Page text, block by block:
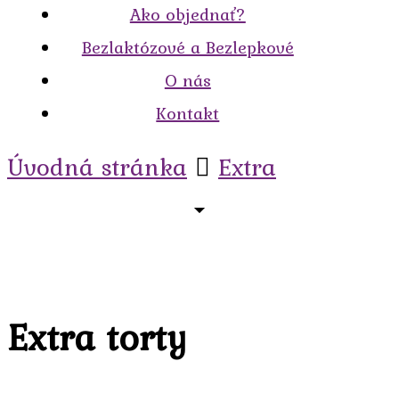
Ako objednať?
Bezlaktózové a Bezlepkové
O nás
Kontakt
Úvodná stránka Extra
Extra torty